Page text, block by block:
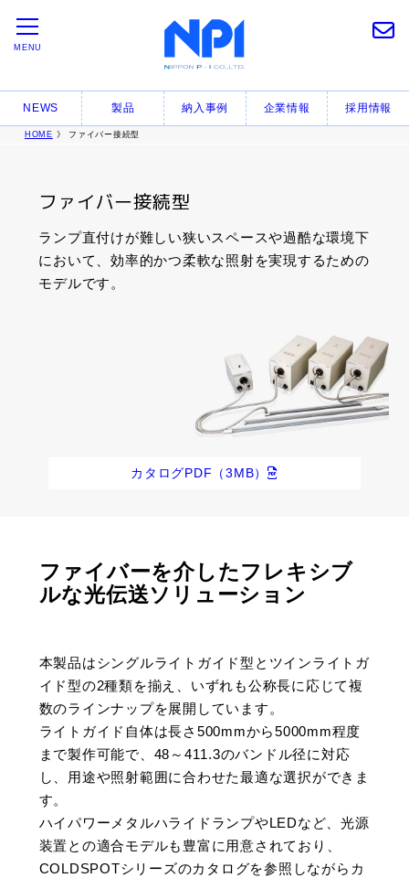
MENU
NEWS 製品 納入事例 企業情報 採用情報
HOME 》 ファイバー接続型
ファイバー接続型
ランプ直付けが難しい狭いスペースや過酷な環境下
において、効率的かつ柔軟な照射を実現するための
モデルです。
カタログPDF（3MB）
ファイバーを介したフレキシブ
ルな光伝送ソリューション
本製品はシングルライトガイド型とツインライトガ
イド型の2種類を揃え、いずれも公称長に応じて複
数のラインナップを展開しています。
ライトガイド自体は長さ500mmから5000mm程度
まで製作可能で、48～411.3のバンドル径に対応
し、用途や照射範囲に合わせた最適な選択ができま
す。
ハイパワーメタルハライドランプやLEDなど、光源
装置との適合モデルも豊富に用意されており、
COLDSPOTシリーズのカタログを参照しながらカ